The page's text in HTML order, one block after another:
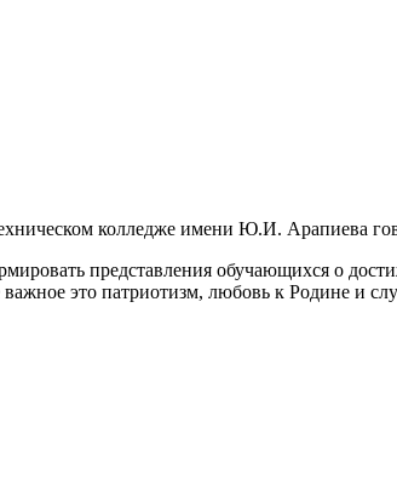
колледже имени Ю.И. Арапиева
представления обучающихся о
это патриотизм, любовь к Родине и